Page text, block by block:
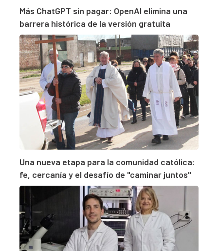
Más ChatGPT sin pagar: OpenAI elimina una
barrera histórica de la versión gratuita
Una nueva etapa para la comunidad católica:
fe, cercanía y el desafío de "caminar juntos"